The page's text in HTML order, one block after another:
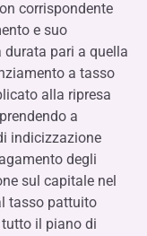
corrispondente
e suo
pari a quella
a tasso
alla ripresa
a
indicizzazione
degli
sul capitale nel
tasso pattuito
il piano di